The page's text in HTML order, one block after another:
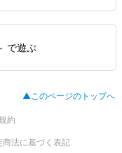
で遊ぶ
▲このページのトップへ
約
商法に基づく表記